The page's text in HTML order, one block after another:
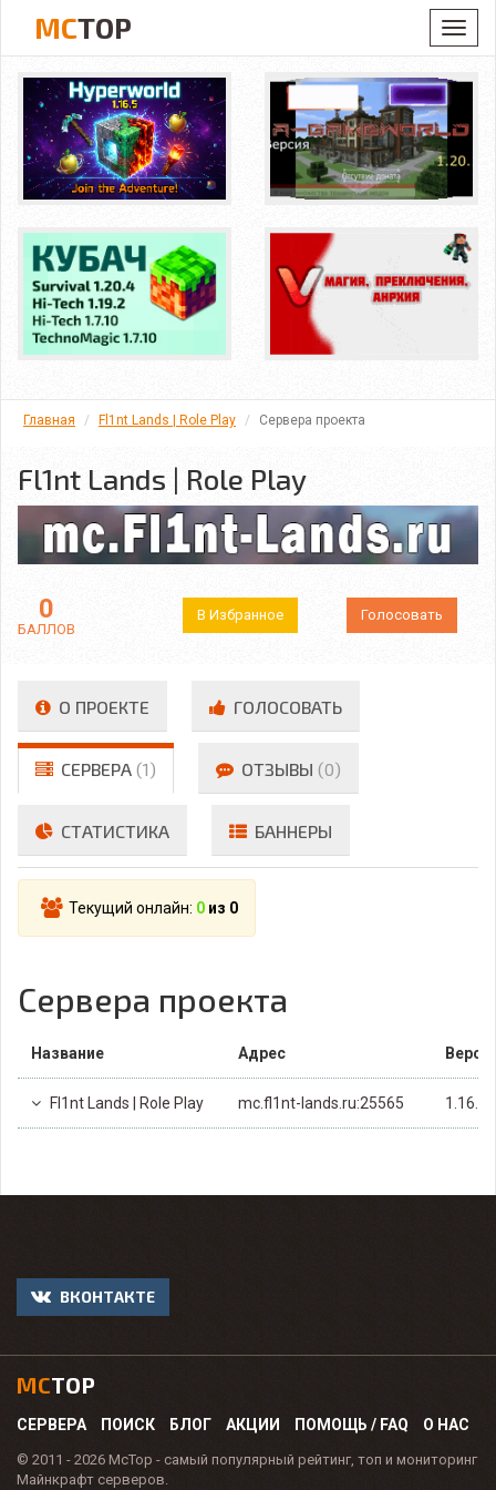
MCTOP
Главная Fl1nt Lands | Role Play Сервера проекта
Fl1nt Lands | Role Play
0
БАЛЛОВ
В Избранное Голосовать
О ПРОЕКТЕ ГОЛОСОВАТЬ
СЕРВЕРА (1) ОТЗЫВЫ (0)
СТАТИСТИКА БАННЕРЫ
Текущий онлайн: 0 из 0
Сервера проекта
Название Адрес
Fl1nt Lands | Role Play mc.fl1nt-lands.ru:25565 1.16.2
ВКОНТАКТЕ
MCTOP
СЕРВЕРА ПОИСК БЛОГ АКЦИИ ПОМОЩЬ / FAQ О НАС
© 2011 - 2026 McTop - самый популярный рейтинг, топ и мониторинг
Майнкрафт серверов.